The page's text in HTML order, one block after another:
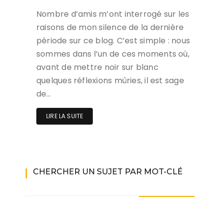
Nombre d’amis m’ont interrogé sur les
raisons de mon silence de la dernière
période sur ce blog. C’est simple : nous
sommes dans l’un de ces moments où,
avant de mettre noir sur blanc
quelques réflexions mûries, il est sage
de…
LIRE LA SUITE
CHERCHER UN SUJET PAR MOT-CLÉ